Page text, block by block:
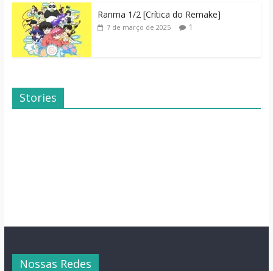
Ranma 1/2 [Crítica do Remake]
7 de março de 2025 1
Stories
Dicas de Filmes
Para o Fim de
Família Inusitada
Nossas Redes